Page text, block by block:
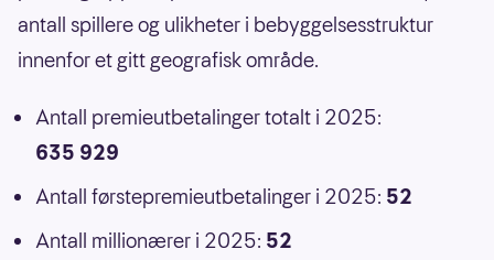
antall spillere og ulikheter i bebyggelsesstruktur
innenfor et gitt geografisk område.
Antall premieutbetalinger totalt i 2025:
635 929
Antall førstepremieutbetalinger i 2025: 52
Antall millionærer i 2025: 52